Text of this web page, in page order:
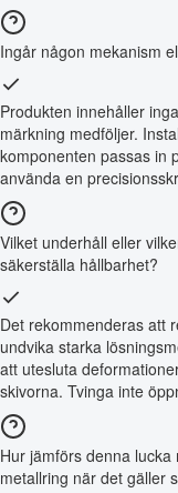
Ingår någon mekanism
Produkten innehåller
märkning medföljer.
komponenten passas in
använda en
Vilket underhåll eller
säkerställa hållbarhet?
Det rekommenderas att
undvika starka
att utesluta
skivorna. Tvinga inte
Hur jämförs denna
metallring när det gäller